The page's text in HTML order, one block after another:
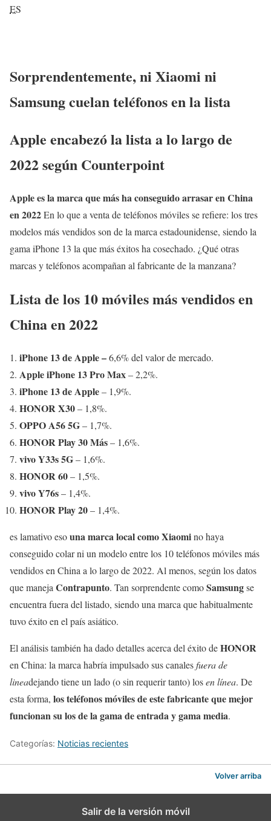
ES
Sorprendentemente, ni Xiaomi ni
Samsung cuelan teléfonos en la lista
Apple encabezó la lista a lo largo de
2022 según Counterpoint
Apple es la marca que más ha conseguido arrasar en China
en 2022En lo que a venta de teléfonos móviles se refiere: los tres
modelos más vendidos son de la marca estadounidense, siendo la
gama iPhone 13 la que más éxitos ha cosechado. ¿Qué otras
marcas y teléfonos acompañan al fabricante de la manzana?
Lista de los 10 móviles más vendidos en
China en 2022
iPhone 13 de Apple –6,6% del valor de mercado.
Apple iPhone 13 Pro Max– 2,2%.
iPhone 13 de Apple– 1,9%.
HONOR X30– 1,8%.
OPPO A56 5G– 1,7%.
HONOR Play 30 Más– 1,6%.
vivo Y33s 5G– 1,6%.
HONOR 60– 1,5%.
vivo Y76s– 1,4%.
HONOR Play 20– 1,4%.
es lamativo esouna marca local como Xiaomino haya
conseguido colar ni un modelo entre los 10 teléfonos móviles más
vendidos en China a lo largo de 2022. Al menos, según los datos
que maneja Contrapunto. Tan sorprendente comoSamsungse
encuentra fuera del listado, siendo una marca que habitualmente
tuvo éxito en el país asiático.
El análisis también ha dado detalles acerca del éxito deHONOR
en China: la marca habría impulsado sus canalesfuera de
lineadejando tiene un lado (o sin requerir tanto) losen línea. De
esta forma, los teléfonos móviles de este fabricante que mejor
funcionan su los de la gama de entrada y gama media.
Categorías: Noticias recientes
Volver arriba
Salir de la versión móvil